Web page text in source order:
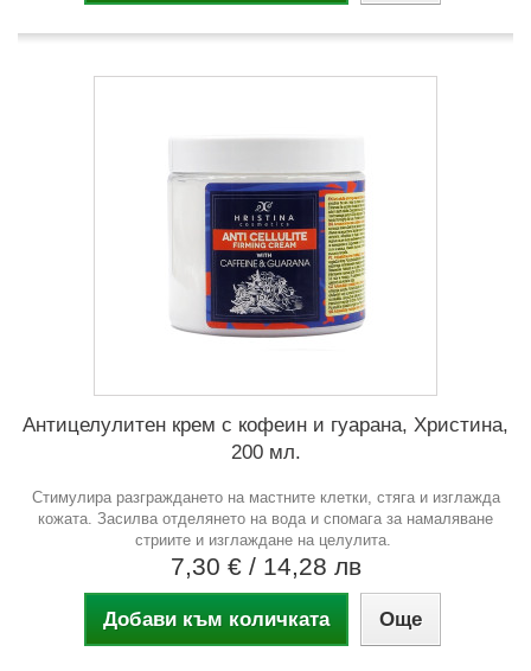
Антицелулитен крем с кофеин и гуарана, Христина,
200 мл.
Стимулира разграждането на мастните клетки, стяга и изглажда
кожата. Засилва отделянето на вода и спомага за намаляване
стриите и изглаждане на целулита.
7,30 € / 14,28 лв
Добави към количката Още